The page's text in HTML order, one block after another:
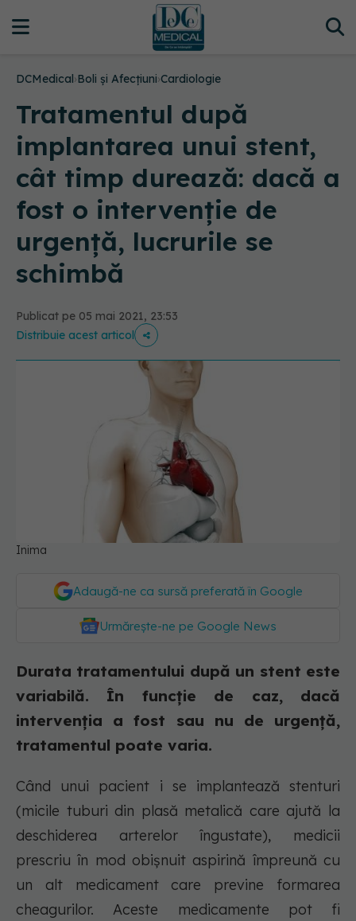
DCMedical›Boli și Afecțiuni›Cardiologie
Tratamentul după
implantarea unui stent,
cât timp durează: dacă a
fost o intervenție de
urgență, lucrurile se
schimbă
Publicat pe 05 mai 2021, 23:53
Distribuie acest articol
Inima
Adaugă-ne ca sursă preferată în Google
Urmărește-ne pe Google News
Durata tratamentului după un stent este
variabilă. În funcție de caz, dacă
intervenția a fost sau nu de urgență,
tratamentul poate varia.
Când unui pacient i se implantează stenturi
(micile tuburi din plasă metalică care ajută la
deschiderea arterelor îngustate), medicii
prescriu în mod obișnuit aspirină împreună cu
un alt medicament care previne formarea
cheagurilor. Aceste medicamente pot fi